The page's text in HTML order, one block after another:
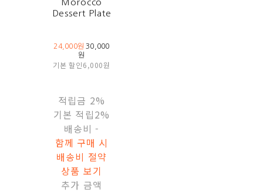
Morocco
Dessert Plate
24,000원 30,000
원
기본 할인6,000원
적립금 2%
기본 적립2%
배송비 -
함께 구매 시
배송비 절약
상품 보기
추가 금액